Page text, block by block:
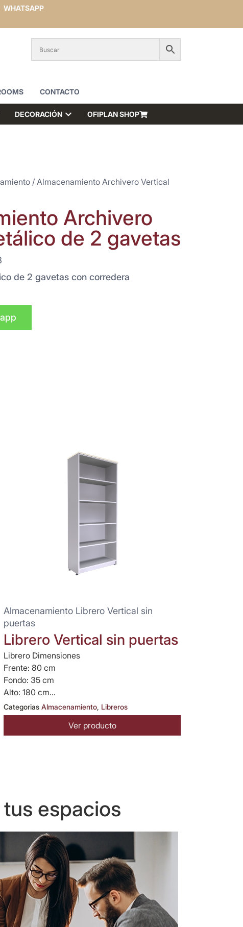
WHATSAPP
CONTACTO
DECORACIÓN OFIPLAN SHOP
/ Almacenamiento Archivero Vertical
Archivero
de 2 gavetas
de 2 gavetas con corredera
Almacenamiento Librero Vertical sin
puertas
Librero Vertical sin puertas
Librero Dimensiones
Frente: 80 cm
Fondo: 35 cm
Alto: 180 cm...
Categorias Almacenamiento, Libreros
Ver producto
espacios